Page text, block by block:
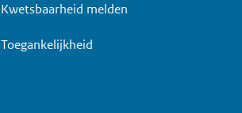
Kwetsbaarheid melden
Toegankelijkheid